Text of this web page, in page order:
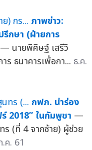
ภาพข่าว:
กษา (ฝ่ายการ
— นายพิศิษฐ์ เสรีวิ
ธนาคารเพื่อกา... ธ.ค.
กฟภ. นำร่อง
2018” ในกัมพูชา —
(ที่ 4 จากซ้าย) ผู้ช่วย
.ค. 61